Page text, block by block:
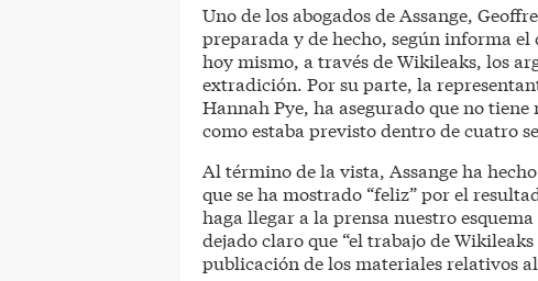
Uno de los abogados de Assange,
preparada y de hecho, según informa
hoy mismo, a través de Wikileaks, los
extradición. Por su parte, la
Hannah Pye, ha asegurado que no
como estaba previsto dentro de cuatro
Al término de la vista, Assange ha
que se ha mostrado “feliz” por el
haga llegar a la prensa nuestro
dejado claro que “el trabajo de
publicación de los materiales relativos al